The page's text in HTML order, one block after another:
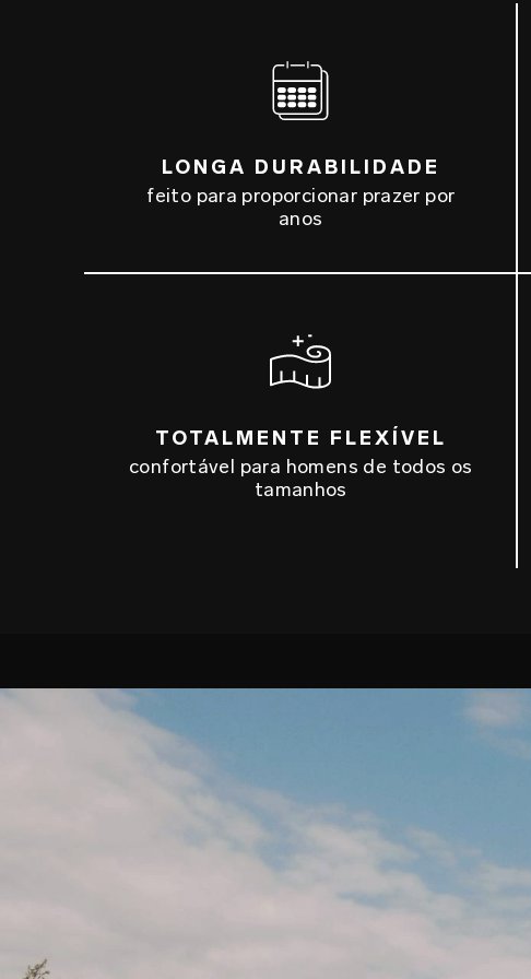
LONGA DURABILIDADE
feito para proporcionar prazer por
anos
TOTALMENTE FLEXÍVEL
confortável para homens de todos os
tamanhos